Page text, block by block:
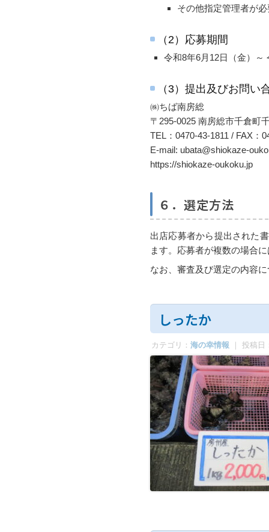
その他指定管理者が
（2）応募期間
令和8年6月12日（金）～
（3）提出及びお問い
㈱ちば南房総
〒295-0025 南房総市千倉
TEL：0470-43-1811 / FAX：
E-mail: ubata@shiokaze-
https://shiokaze-oukoku.jp
６．選定方法
出店応募者から提出された
ます。応募者が複数の場
なお、審査及び選定の内容
しったか
カテゴリ： 海の幸情報 ｜ 投稿日